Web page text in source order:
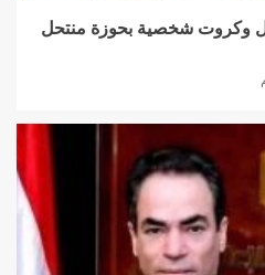
محمول وكروت شخصية بحوزة منتحل